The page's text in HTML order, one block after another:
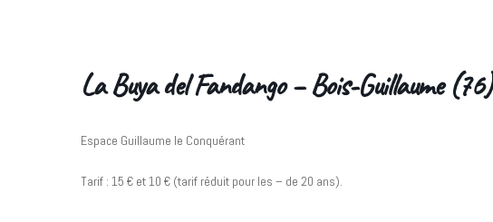
La Buya del Fandango – Bois-Guillaume (76)
Espace Guillaume le Conquérant
Tarif : 15 € et 10 € (tarif réduit pour les – de 20 ans).